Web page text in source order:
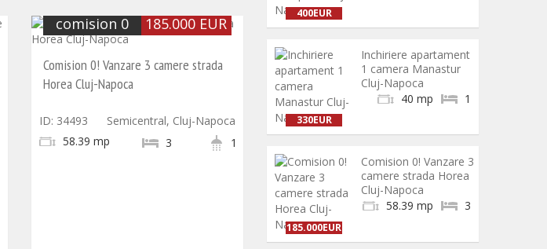
185.000 EUR
comision 0
Comision 0! Vanzare 3 camere strada
Horea Cluj-Napoca
ID: 34493
Semicentral, Cluj-Napoca
1
3
58.39 mp
400EUR
330EUR
Inchiriere apartament
1 camera Manastur
Cluj-Napoca
1
40 mp
185.000EUR
Comision 0! Vanzare 3
camere strada Horea
Cluj-Napoca
3
58.39 mp